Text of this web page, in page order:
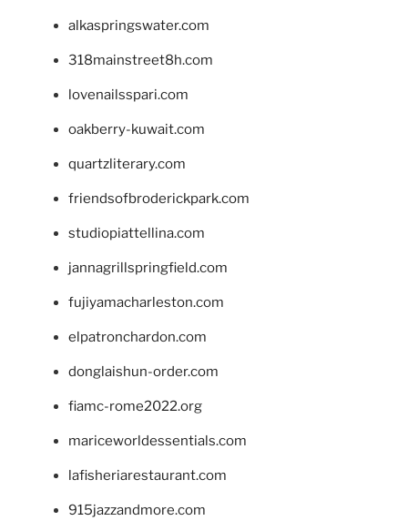
alkaspringswater.com
318mainstreet8h.com
lovenailsspari.com
oakberry-kuwait.com
quartzliterary.com
friendsofbroderickpark.com
studiopiattellina.com
jannagrillspringfield.com
fujiyamacharleston.com
elpatronchardon.com
donglaishun-order.com
fiamc-rome2022.org
mariceworldessentials.com
lafisheriarestaurant.com
915jazzandmore.com